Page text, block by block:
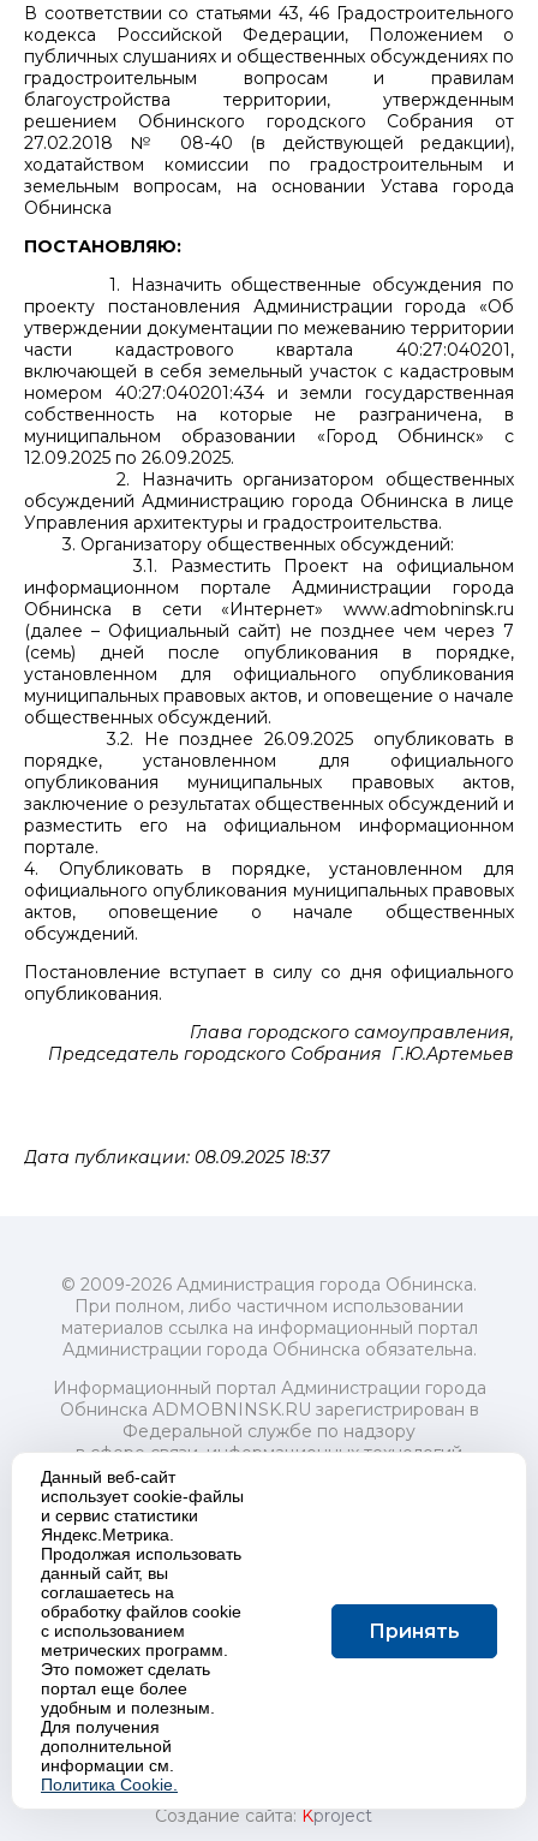
В соответствии со статьями 43, 46 Градостроительного
кодекса Российской Федерации, Положением о
публичных слушаниях и общественных обсуждениях по
градостроительным вопросам и правилам
благоустройства территории, утвержденным
решением Обнинского городского Собрания от
27.02.2018 № 08-40 (в действующей редакции),
ходатайством комиссии по градостроительным и
земельным вопросам, на основании Устава города
Обнинска
ПОСТАНОВЛЯЮ:
1. Назначить общественные обсуждения по
проекту постановления Администрации города «Об
утверждении документации по межеванию территории
части кадастрового квартала 40:27:040201,
включающей в себя земельный участок с кадастровым
номером 40:27:040201:434 и земли государственная
собственность на которые не разграничена, в
муниципальном образовании «Город Обнинск» с
12.09.2025 по 26.09.2025.
2. Назначить организатором общественных
обсуждений Администрацию города Обнинска в лице
Управления архитектуры и градостроительства.
3. Организатору общественных обсуждений:
3.1. Разместить Проект на официальном
информационном портале Администрации города
Обнинска в сети «Интернет» www.admobninsk.ru
(далее – Официальный сайт) не позднее чем через 7
(семь) дней после опубликования в порядке,
установленном для официального опубликования
муниципальных правовых актов, и оповещение о начале
общественных обсуждений.
3.2. Не позднее 26.09.2025 опубликовать в
порядке, установленном для официального
опубликования муниципальных правовых актов,
заключение о результатах общественных обсуждений и
разместить его на официальном информационном
портале.
4. Опубликовать в порядке, установленном для
официального опубликования муниципальных правовых
актов, оповещение о начале общественных
обсуждений.
Постановление вступает в силу со дня официального
опубликования.
Глава городского самоуправления,
Председатель городского Собрания Г.Ю.Артемьев
Дата публикации: 08.09.2025 18:37
© 2009-2026 Администрация города Обнинска.
При полном, либо частичном использовании
материалов ссылка на информационный портал
Администрации города Обнинска обязательна.
Информационный портал Администрации города
Обнинска ADMOBNINSK.RU зарегистрирован в
Федеральной службе по надзору
в сфере связи, информационных технологий
и массовых коммуникаций (Роскомнадзор) 24 июля
2018 года.
Свидетельство о регистрации Эл № ФС77-73321
Учредитель: Администрация (исполнительно-
распорядительный орган) городского округа "Город
Обнинск". Главный редактор: Байкова Е.А.
Адрес электронной почты Редакции:
redactor@admobninsk.ru
Телефон Редакции: +7 (484) 395-85-85
Настоящий ресурс содержит материалы 18+
Политика в отношении обработки персональных
Создание сайта:Kproject
Данный веб-сайт
использует cookie-файлы
и сервис статистики
Яндекс.Метрика.
Продолжая использовать
данный сайт, вы
соглашаетесь на
обработку файлов cookie
с использованием
метрических программ.
Это поможет сделать
портал еще более
удобным и полезным.
Для получения
дополнительной
информации см.
Политика Cookie.
Принять